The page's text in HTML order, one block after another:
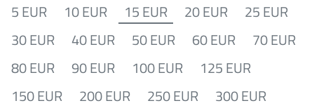
5 EUR 10 EUR 15 EUR 20 EUR
25 EUR
30 EUR
40 EUR 50 EUR 60 EUR
70 EUR
80 EUR
90 EUR 100 EUR
125 EUR
150 EUR
200 EUR 250 EUR
300 EUR